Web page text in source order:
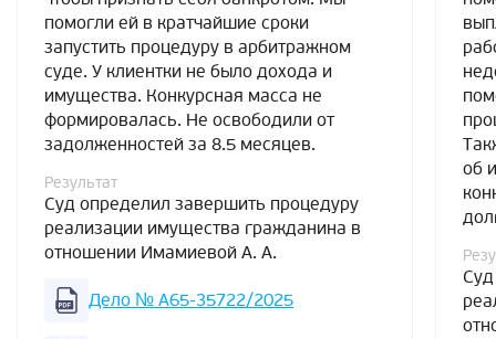
помогли ей в кратчайшие сроки
запустить процедуру в арбитражном
суде. У клиентки не было дохода и
имущества. Конкурсная масса не
формировалась. Не освободили от
задолженностей за 8.5 месяцев.
Результат
Суд определил завершить процедуру
реализации имущества гражданина в
отношении Имамиевой А. А.
Дело № А65-35722/2025
об